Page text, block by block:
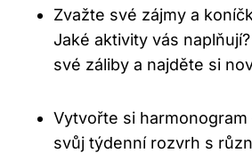
Zvažte své zájmy a
Jaké aktivity vás
své záliby a najděte si
Vytvořte si harmonogram
svůj týdenní rozvrh s